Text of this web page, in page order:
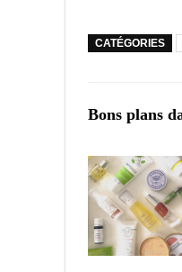
CATÉGORIES
Bons plans